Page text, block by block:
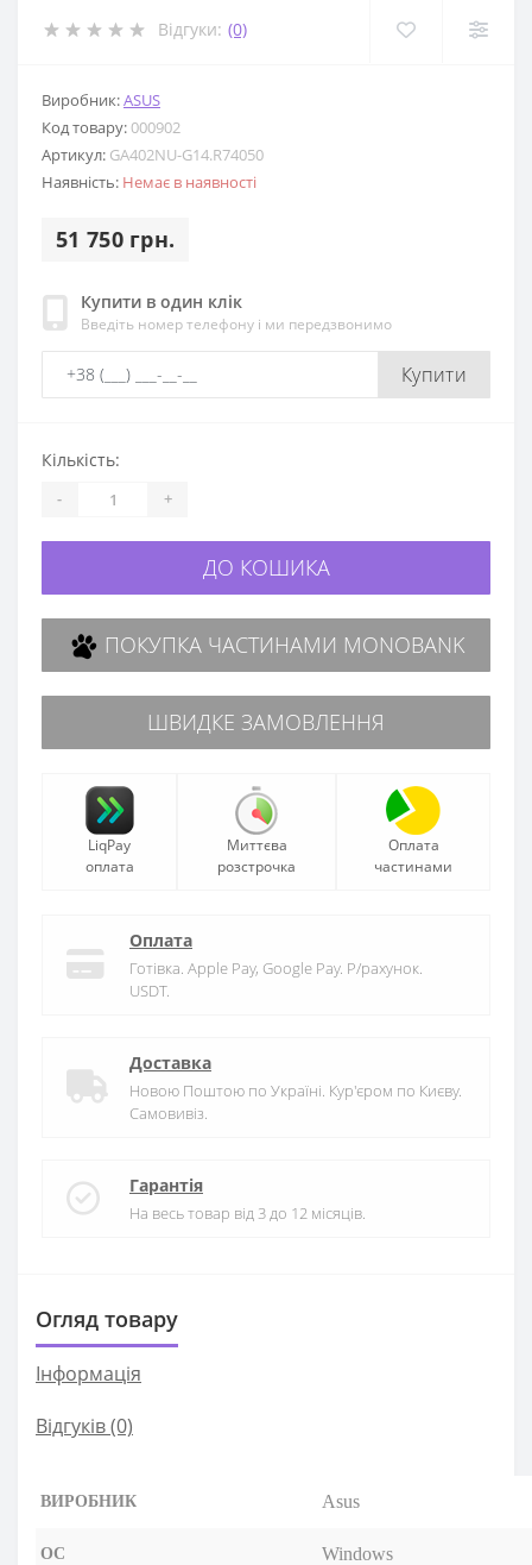
Відгуки: (0)
Виробник:ASUS
Код товару:000902
Артикул: GA402NU-G14.R74050
Наявність: Немає в наявності
51 750 грн.
Купити в один клік
Введіть номер телефону і ми передзвонимо
Купити
Кількість:
- +
ДО КОШИКА
ПОКУПКА ЧАСТИНАМИ MONOBANK
ШВИДКЕ ЗАМОВЛЕННЯ
LiqPay
оплата
Миттєва
розстрочка
Оплата
частинами
Оплата
Готівка. Apple Pay, Google Pay. Р/рахунок.
USDT.
Доставка
Новою Поштою по Україні. Кур'єром по Києву.
Самовивіз.
Гарантія
На весь товар від 3 до 12 місяців.
Огляд товару
Iнформація
Відгуків (0)
ВИРОБНИК Asus
ОС Windows